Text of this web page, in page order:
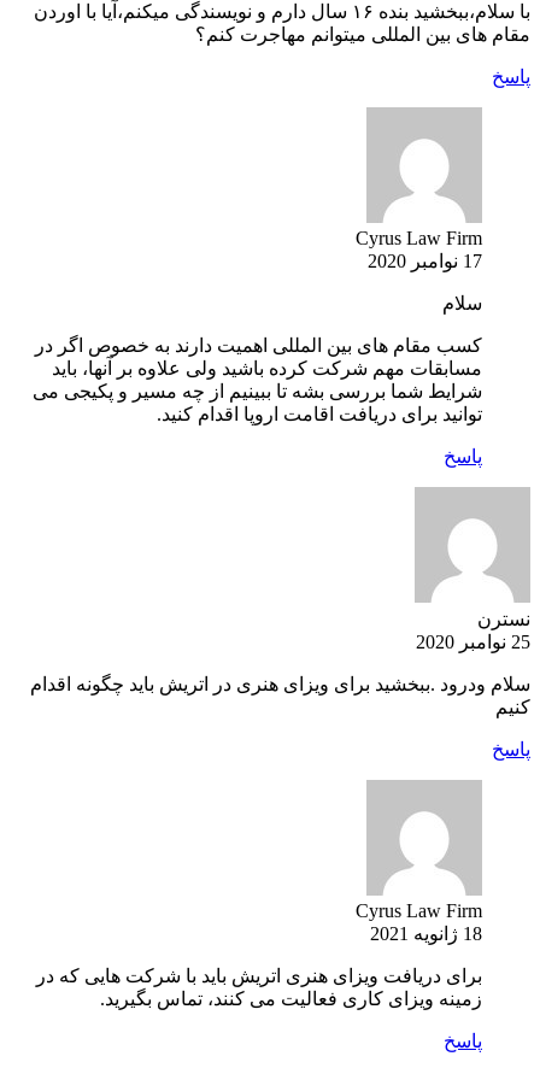
با سلام،ببخشید بنده ۱۶ سال دارم و نویسندگی میکنم،آیا با اوردن
مقام های بین المللی میتوانم مهاجرت کنم؟
پاسخ
Cyrus Law Firm
17 نوامبر 2020
سلام
کسب مقام های بین المللی اهمیت دارند به خصوص اگر در
مسابقات مهم شرکت کرده باشید ولی علاوه بر آنها، باید
شرایط شما بررسی بشه تا ببینیم از چه مسیر و پکیجی می
توانید برای دریافت اقامت اروپا اقدام کنید.
پاسخ
نسترن
25 نوامبر 2020
سلام ودرود .ببخشید برای ویزای هنری در اتریش باید چگونه اقدام
کنیم
پاسخ
Cyrus Law Firm
18 ژانویه 2021
برای دریافت ویزای هنری اتریش باید با شرکت هایی که در
زمینه ویزای کاری فعالیت می کنند، تماس بگیرید.
پاسخ